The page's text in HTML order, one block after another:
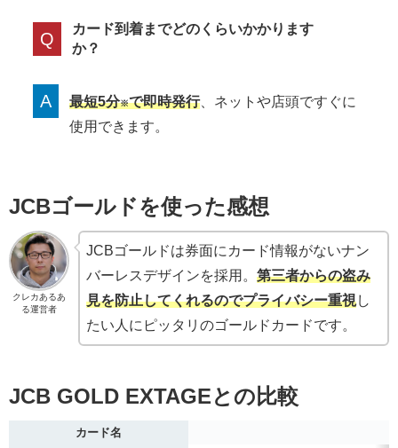
Q
カード到着までどのくらいかかります
か？
A 最短5分※で即時発行、ネットや店頭ですぐに
使用できます。
JCBゴールドを使った感想
クレカあるあ
る運営者
JCBゴールドは券面にカード情報がないナン
バーレスデザインを採用。第三者からの盗み
見を防止してくれるのでプライバシー重視し
たい人にピッタリのゴールドカードです。
JCB GOLD EXTAGEとの比較
カード名